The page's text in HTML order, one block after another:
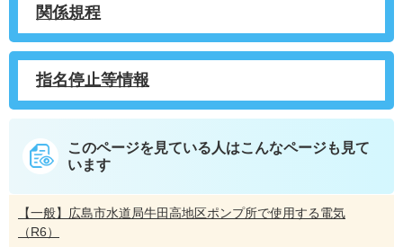
関係規程
指名停止等情報
このページを見ている人はこんなページも見て
います
【一般】広島市水道局牛田高地区ポンプ所で使用する電気
（R6）